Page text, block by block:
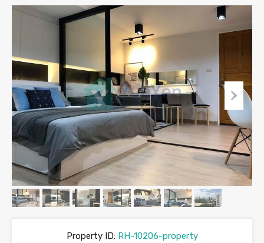
Property ID:RH-10206-property